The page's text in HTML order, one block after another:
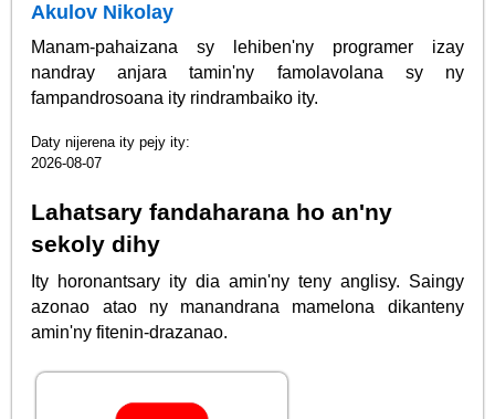
Akulov Nikolay
Manam-pahaizana sy lehiben'ny programer izay
nandray anjara tamin'ny famolavolana sy ny
fampandrosoana ity rindrambaiko ity.
Daty nijerena ity pejy ity:
2026-08-07
Lahatsary fandaharana ho an'ny
sekoly dihy
Ity horonantsary ity dia amin'ny teny anglisy. Saingy
azonao atao ny manandrana mamelona dikanteny
amin'ny fitenin-drazanao.